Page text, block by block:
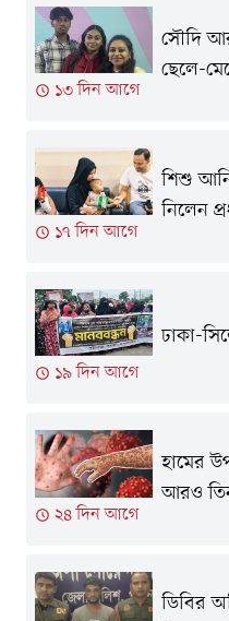
১৩ দিন আগে
সৌদি
ছেলে-
১৭ দিন আগে
শিশু
নিলেন
১৯ দিন আগে
ঢাকা-
২৪ দিন আগে
হামের
আরও
ডিবির